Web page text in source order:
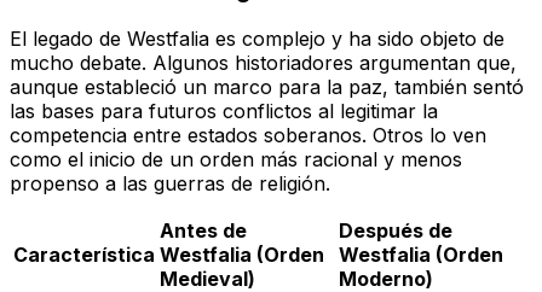
El legado de Westfalia es complejo y ha sido objeto de
mucho debate. Algunos historiadores argumentan que,
aunque estableció un marco para la paz, también sentó
las bases para futuros conflictos al legitimar la
competencia entre estados soberanos. Otros lo ven
como el inicio de un orden más racional y menos
propenso a las guerras de religión.
Característica
Antes de
Westfalia (Orden
Medieval)
Después de
Westfalia (Orden
Moderno)